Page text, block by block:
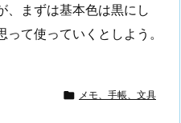
、まずは基本色は黒にし
て使っていくとしよう。
 メモ、手帳、文具